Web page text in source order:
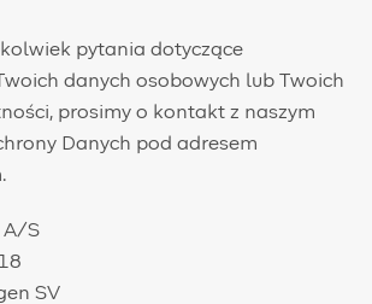
pytania dotyczące
danych osobowych lub Twoich
prosimy o kontakt z naszym
Danych pod adresem
A/S
SV